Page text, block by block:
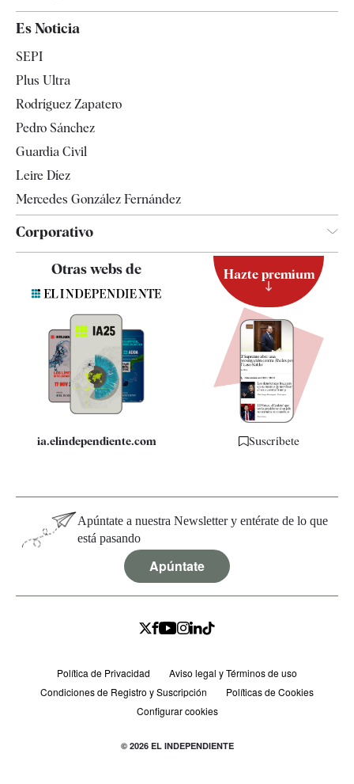
Televisión
Es Noticia
SEPI
Plus Ultra
Rodríguez Zapatero
Pedro Sánchez
Guardia Civil
Leire Díez
Mercedes González Fernández
Corporativo
Quiénes somos
Especificaciones
Otras webs de
ia.elindependiente.com
Hazte premium
Suscríbete
Apúntate a nuestra Newsletter y entérate de lo que
está pasando
Apúntate
Política de Privacidad
Aviso legal y Términos de uso
Condiciones de Registro y Suscripción
Políticas de Cookies
Configurar cookies
© 2026 EL INDEPENDIENTE